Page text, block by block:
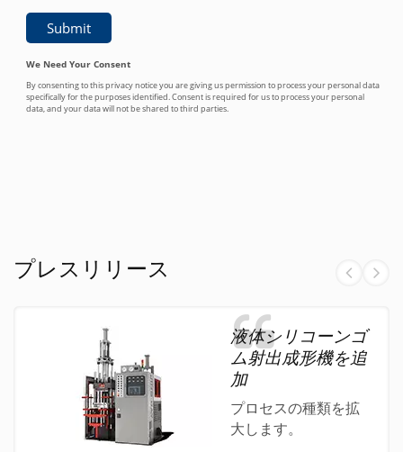
プレスリリース
液体シリコーンゴ
ム射出成形機を追
加
プロセスの種類を拡
大します。